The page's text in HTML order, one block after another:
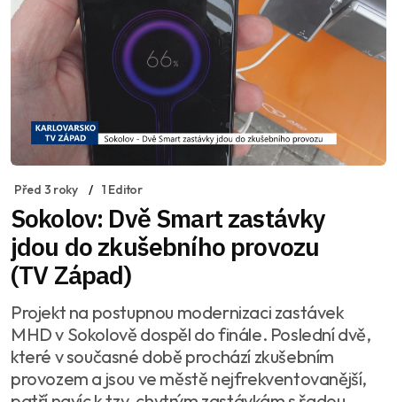
Před 3 roky 1 Editor
Sokolov: Dvě Smart zastávky
jdou do zkušebního provozu
(TV Západ)
Projekt na postupnou modernizaci zastávek
MHD v Sokolově dospěl do finále. Poslední dvě,
které v současné době prochází zkušebním
provozem a jsou ve městě nejfrekventovanější,